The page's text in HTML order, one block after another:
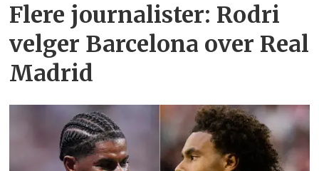
Flere journalister: Rodri
velger Barcelona over Real
Madrid